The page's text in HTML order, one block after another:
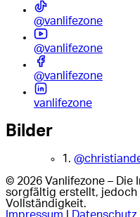
@vanlifezone
@vanlifezone
@vanlifezone
vanlifezone
Bilder
1.
© 2026 Vanlifezone – Die
sorgfältig erstellt, jedoch
Vollständigkeit.